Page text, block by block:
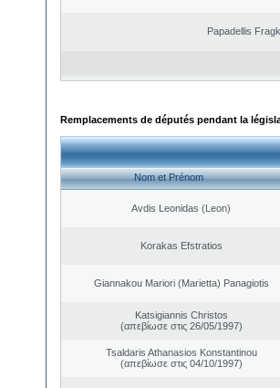
Papadellis
Remplacements de députés pendant la
Nom et Prénom
Avdis Leonidas (Leon)
Korakas Efstratios
Giannakou Mariori (Marietta) Panagiotis
Katsigiannis Christos
(απεβίωσε στις 26/05/1997)
Tsaldaris Athanasios Konstantinou
(απεβίωσε στις 04/10/1997)